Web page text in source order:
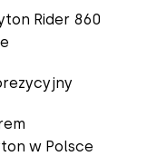
Rider 860
w Polsce